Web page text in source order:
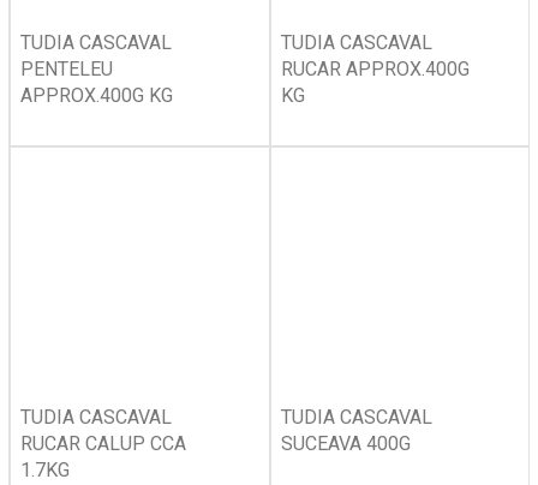
TUDIA CASCAVAL
PENTELEU
APPROX.400G KG
TUDIA CASCAVAL
RUCAR APPROX.400G
KG
TUDIA CASCAVAL
RUCAR CALUP CCA
1.7KG
TUDIA CASCAVAL
SUCEAVA 400G